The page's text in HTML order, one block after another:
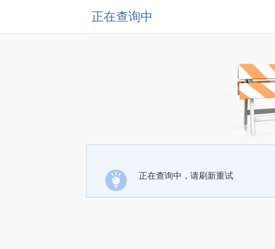
正在查询中
正在查询中，请刷新重试